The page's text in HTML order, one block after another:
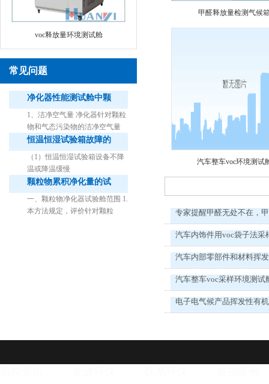
voc释放量环境测试舱
1立方米细菌气雾柜
常见问题
净化器性能测试舱中颗
1、洁净空气量 净化器针对颗粒
物和气态污染物的洁净空气量
恒温恒湿试验箱故障的
（1）恒温恒湿试验箱设备不降
温或降温缓慢
颗粒物累积净化量的试
一、颗粒物净化器试验舱范围 1.
本方法规定，评价针对颗粒
甲醛释放量检测气候
汽车整车voc环境测试
专家提醒甲醛无处不在，
汽车内饰件用voc袋子法采
汽车内部零部件和材料挥
汽车整车voc采样环境测试
电子电气候产品挥发性有